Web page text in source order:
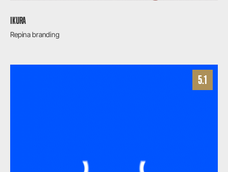
IKURA
Repina branding
5.1